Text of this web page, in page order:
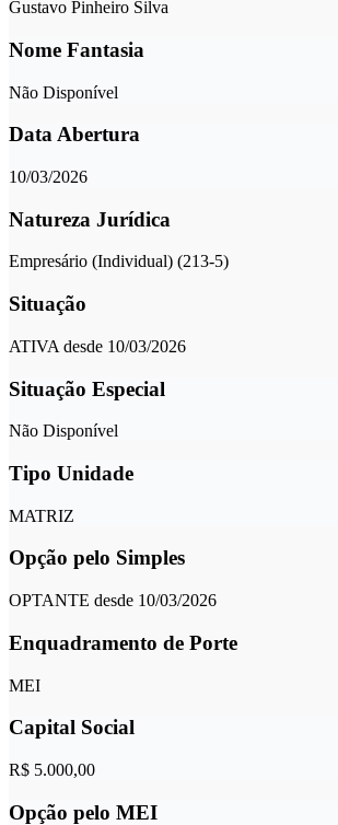
Gustavo Pinheiro Silva
Nome Fantasia
Não Disponível
Data Abertura
10/03/2026
Natureza Jurídica
Empresário (Individual) (213-5)
Situação
ATIVA desde 10/03/2026
Situação Especial
Não Disponível
Tipo Unidade
MATRIZ
Opção pelo Simples
OPTANTE desde 10/03/2026
Enquadramento de Porte
MEI
Capital Social
R$ 5.000,00
Opção pelo MEI